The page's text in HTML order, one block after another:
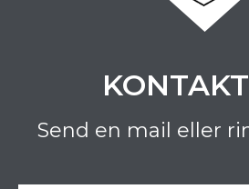
Send en mail eller